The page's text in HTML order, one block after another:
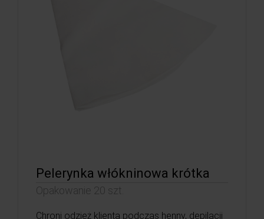
Pelerynka włókninowa krótka
Opakowanie 20 szt.
Chroni odzież klienta podczas henny, depilacji